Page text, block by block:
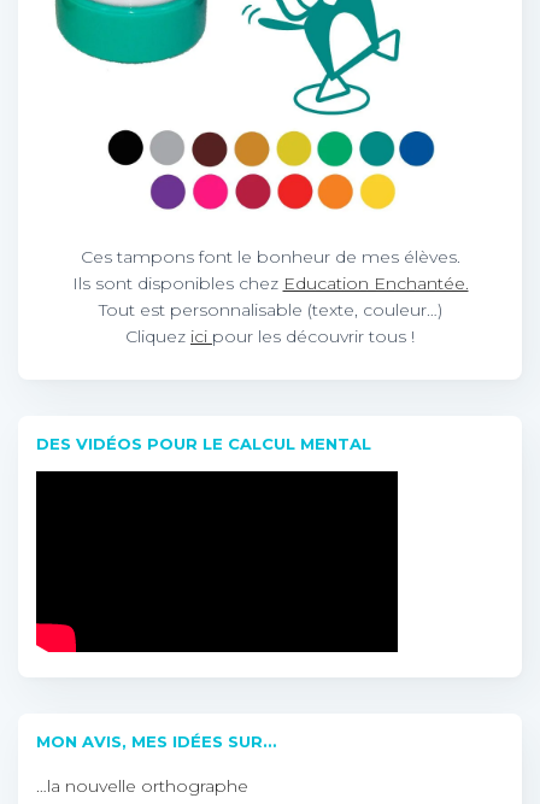
Ces tampons font le bonheur de mes élèves.
Ils sont disponibles chez Education Enchantée.
Tout est personnalisable (texte, couleur…)
Cliquez ici pour les découvrir tous !
DES VIDÉOS POUR LE CALCUL MENTAL
MON AVIS, MES IDÉES SUR…
…la nouvelle orthographe